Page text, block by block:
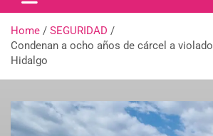
Home
SEGURIDAD
Condenan a ocho años de cárcel a
Hidalgo